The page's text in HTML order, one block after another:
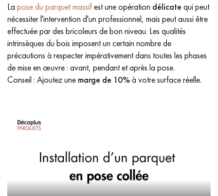
La pose du parquet massifest une opération délicate qui peut
nécessiter l'intervention d'un professionnel, mais peut aussi être
effectuée par des bricoleurs de bon niveau. Les qualités
intrinsèques du bois imposent un certain nombre de
précautions à respecter impérativement dans toutes les phases
de mise en œuvre : avant, pendant et après la pose.
Conseil : Ajoutez une marge de 10%à votre surface réelle.